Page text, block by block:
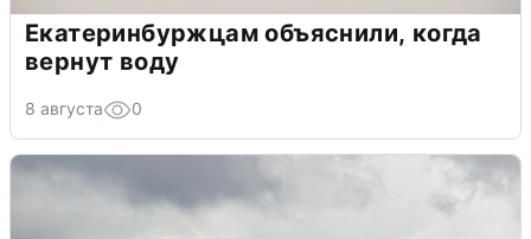
Екатеринбуржцам объяснили, когда
вернут воду
8 августа 0